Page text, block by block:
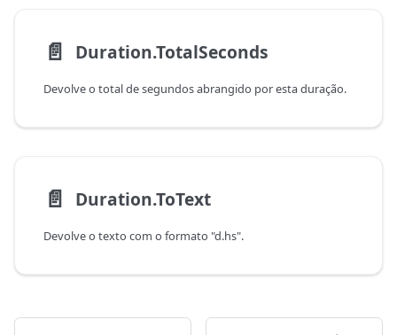
📄️ Duration.TotalSeconds
Devolve o total de segundos abrangido por esta duração.
📄️ Duration.ToText
Devolve o texto com o formato "d.hs".